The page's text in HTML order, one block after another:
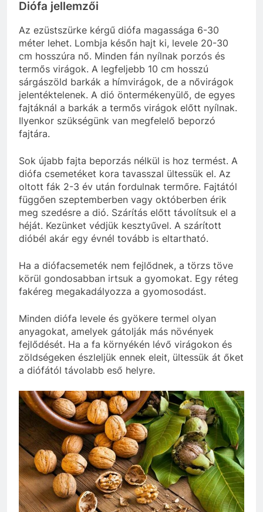
Diófa jellemzői
Az ezüstszürke kérgű diófa magassága 6-30
méter lehet. Lombja későn hajt ki, levele 20-30
cm hosszúra nő. Minden fán nyílnak porzós és
termős virágok. A legfeljebb 10 cm hosszú
sárgászöld barkák a hímvirágok, de a nővirágok
jelentéktelenek. A dió öntermékenyülő, de egyes
fajtáknál a barkák a termős virágok előtt nyílnak.
Ilyenkor szükségünk van megfelelő beporzó
fajtára.
Sok újabb fajta beporzás nélkül is hoz termést. A
diófa csemetéket kora tavasszal ültessük el. Az
oltott fák 2-3 év után fordulnak termőre. Fajtától
függően szeptemberben vagy októberben érik
meg szedésre a dió. Szárítás előtt távolítsuk el a
héját. Kezünket védjük kesztyűvel. A szárított
dióbél akár egy évnél tovább is eltartható.
Ha a diófacsemeték nem fejlődnek, a törzs töve
körül gondosabban irtsuk a gyomokat. Egy réteg
fakéreg megakadályozza a gyomosodást.
Minden diófa levele és gyökere termel olyan
anyagokat, amelyek gátolják más növények
fejlődését. Ha a fa környékén lévő virágokon és
zöldségeken észleljük ennek eleit, ültessük át őket
a diófától távolabb eső helyre.